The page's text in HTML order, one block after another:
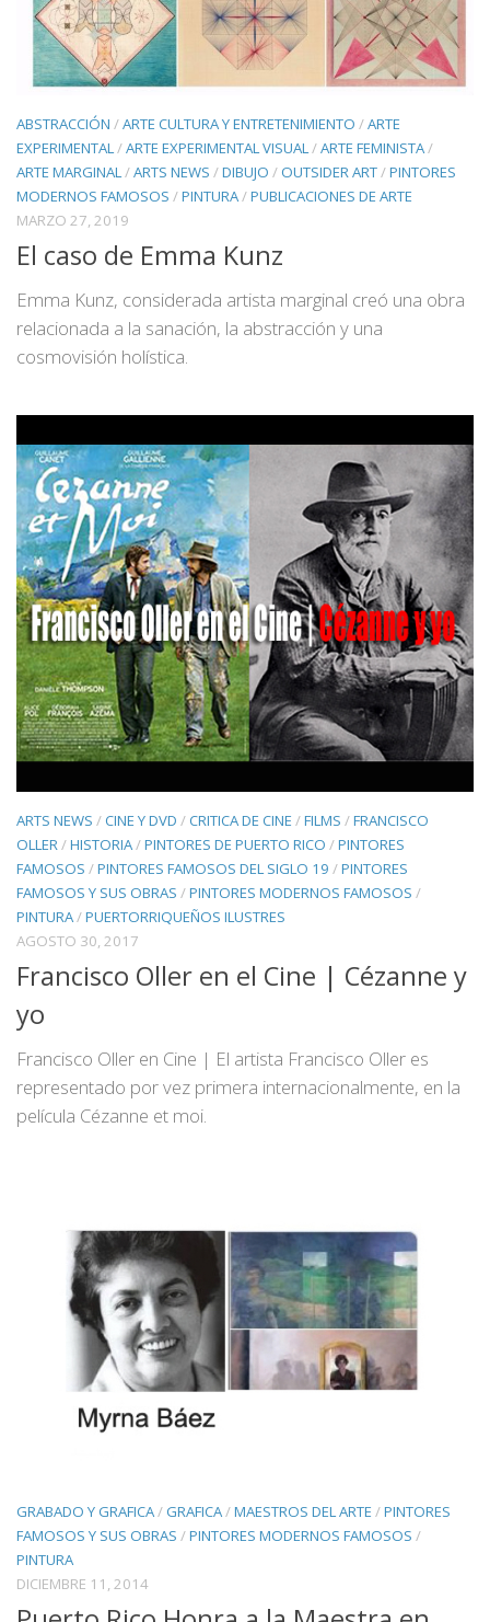
ABSTRACCIÓN /ARTE CULTURA Y ENTRETENIMIENTO /ARTE
EXPERIMENTAL/ARTE EXPERIMENTAL VISUAL/ARTE FEMINISTA/
ARTE MARGINAL/ARTS NEWS /DIBUJO / OUTSIDER ART/PINTORES
MODERNOS FAMOSOS /PINTURA/PUBLICACIONES DE ARTE
MARZO 27, 2019
El caso de Emma Kunz
Emma Kunz, considerada artista marginal creó una obra
relacionada a la sanación, la abstracción y una
cosmovisión holística.
ARTS NEWS /CINE Y DVD /CRITICA DE CINE /FILMS /FRANCISCO
OLLER /HISTORIA /PINTORES DE PUERTO RICO /PINTORES
FAMOSOS /PINTORES FAMOSOS DEL SIGLO 19 /PINTORES
FAMOSOS Y SUS OBRAS /PINTORES MODERNOS FAMOSOS /
PINTURA /PUERTORRIQUEÑOS ILUSTRES
AGOSTO 30, 2017
Francisco Oller en el Cine | Cézanne y
yo
Francisco Oller en Cine | El artista Francisco Oller es
representado por vez primera internacionalmente, en la
película Cézanne et moi.
GRABADO Y GRAFICA/ GRAFICA/MAESTROS DEL ARTE /PINTORES
FAMOSOS Y SUS OBRAS /PINTORES MODERNOS FAMOSOS /
PINTURA
DICIEMBRE 11, 2014